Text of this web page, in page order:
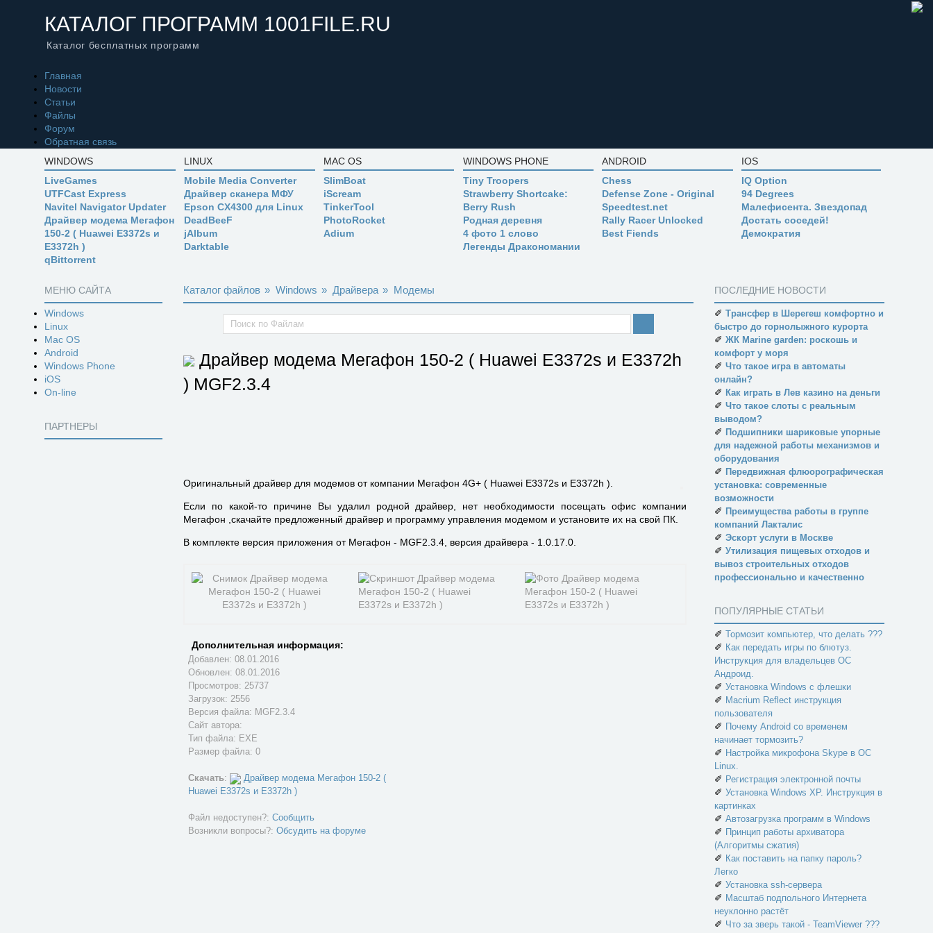
КАТАЛОГ ПРОГРАММ 1001FILE.RU
Каталог бесплатных программ
Главная
Новости
Статьи
Файлы
Форум
Обратная связь
WINDOWS
LiveGames
UTFCast Express
Navitel Navigator Updater
Драйвер модема Мегафон
150-2 ( Huawei E3372s и
E3372h )
qBittorrent
LINUX
Mobile Media Converter
Драйвер сканера МФУ
Epson CX4300 для Linux
DeadBeeF
jAlbum
Darktable
MAC OS
SlimBoat
iScream
TinkerTool
PhotoRocket
Adium
WINDOWS PHONE
Tiny Troopers
Strawberry Shortcake:
Berry Rush
Родная деревня
4 фото 1 слово
Легенды Дракономании
ANDROID
Chess
Defense Zone - Original
Speedtest.net
Rally Racer Unlocked
Best Fiends
IOS
IQ Option
94 Degrees
Малефисента. Звездопад
Достать соседей!
Демократия
МЕНЮ САЙТА
Windows
Linux
Mac OS
Android
Windows Phone
iOS
On-line
ПАРТНЕРЫ
Каталог файлов » Windows » Драйвера » Модемы
Драйвер модема Мегафон 150-2 ( Huawei E3372s и E3372h
) MGF2.3.4
Оригинальный драйвер для модемов от компании Мегафон 4G+ ( Huawei E3372s и E3372h ).
Если по какой-то причине Вы удалил родной драйвер, нет необходимости посещать офис компании
Мегафон ,скачайте предложенный драйвер и программу управления модемом и установите их на свой ПК.
В комплекте версия приложения от Мегафон - MGF2.3.4, версия драйвера - 1.0.17.0.
Дополнительная информация:
Добавлен: 08.01.2016
Обновлен: 08.01.2016
Просмотров: 25737
Загрузок: 2556
Версия файла: MGF2.3.4
Сайт автора:
Тип файла: EXE
Размер файла: 0
Скачать:
Драйвер модема Мегафон 150-2 (
Huawei E3372s и E3372h )
Файл недоступен?: Сообщить
Возникли вопросы?: Обсудить на форуме
ПОСЛЕДНИЕ НОВОСТИ
✐ Трансфер в Шерегеш комфортно и
быстро до горнолыжного курорта
✐ ЖК Marine garden: роскошь и
комфорт у моря
✐ Что такое игра в автоматы
онлайн?
✐ Как играть в Лев казино на деньги
✐ Что такое слоты с реальным
выводом?
✐ Подшипники шариковые упорные
для надежной работы механизмов и
оборудования
✐ Передвижная флюорографическая
установка: современные
возможности
✐ Преимущества работы в группе
компаний Лакталис
✐ Эскорт услуги в Москве
✐ Утилизация пищевых отходов и
вывоз строительных отходов
профессионально и качественно
ПОПУЛЯРНЫЕ СТАТЬИ
✐ Тормозит компьютер, что делать ???
✐ Как передать игры по блютуз.
Инструкция для владельцев ОС
Андроид.
✐ Установка Windows с флешки
✐ Macrium Reflect инструкция
пользователя
✐ Почему Android со временем
начинает тормозить?
✐ Настройка микрофона Skype в ОС
Linux.
✐ Регистрация электронной почты
✐ Установка Windows XP. Инструкция в
картинках
✐ Автозагрузка программ в Windows
✐ Принцип работы архиватора
(Алгоритмы сжатия)
✐ Как поставить на папку пароль?
Легко
✐ Установка ssh-сервера
✐ Масштаб подпольного Интернета
неуклонно растёт
✐ Что за зверь такой - TeamViewer ???